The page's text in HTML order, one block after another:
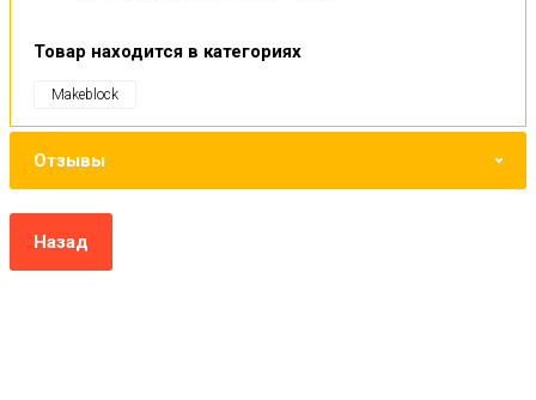
Товар находится в категориях
Makeblock
Отзывы
Назад